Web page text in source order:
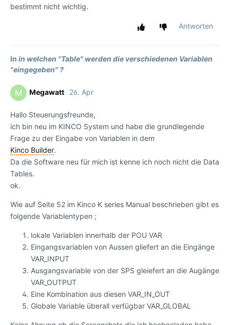
bestimmt nicht wichtig.
Antworten
In in welchen "Table" werden die verschiedenen Variablen
"eingegeben" ?
M Megawatt 26. Apr
Hallo Steuerungsfreunde,
ich bin neu im KINCO System und habe die grundlegende
Frage zu der Eingabe von Variablen in dem
Kinco Builder.
Da die Software neu für mich ist kenne ich noch nicht die Data
Tables.
ok.
Wie auf Seite 52 im Kinco K series Manual beschrieben gibt es
folgende Variablentypen ;
lokale Variablen innerhalb der POU VAR
Eingangsvariablen von Aussen gliefert an die Eingänge
VAR_INPUT
Ausgangsvariable von der SPS gleiefert an die Augänge
VAR_OUTPUT
Eine Kombination aus diesen VAR_IN_OUT
Globale Variable überall verfügbar VAR_GLOBAL